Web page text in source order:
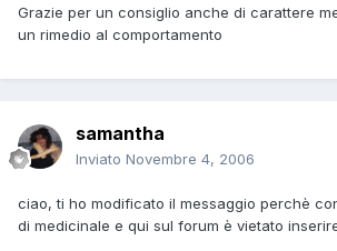
Grazie per un consiglio anche di carattere
un rimedio al comportamento
samantha
Inviato Novembre 4, 2006
ciao, ti ho modificato il messaggio perchè
di medicinale e qui sul forum è vietato